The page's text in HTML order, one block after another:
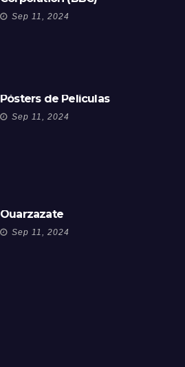
Sep 11, 2024
Pósters de Películas
Sep 11, 2024
Ouarzazate
Sep 11, 2024